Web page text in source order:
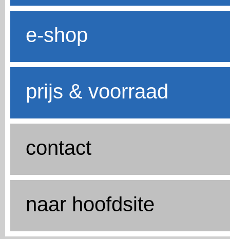
e-shop
prijs & voorraad
contact
naar hoofdsite